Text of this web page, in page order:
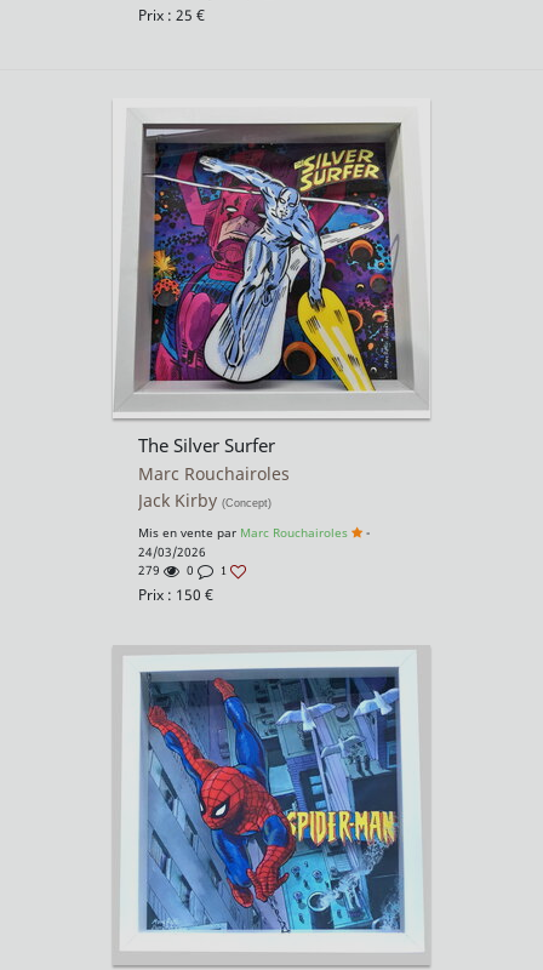
Prix : 25 €
The Silver Surfer
Marc Rouchairoles
Jack Kirby (Concept)
Mis en vente par Marc Rouchairoles
-
24/03/2026
279
0 1
Prix : 150 €